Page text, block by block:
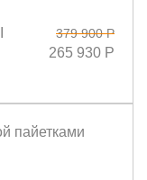
379 900 Р
265 930 Р